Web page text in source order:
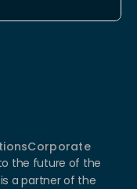
Corporate
the future of the
a partner of the